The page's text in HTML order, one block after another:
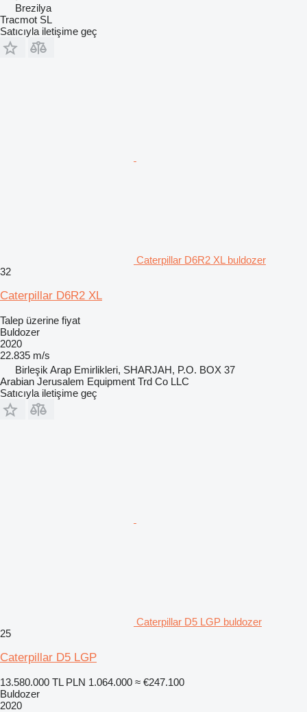
Brezilya
Tracmot SL
Satıcıyla iletişime geç
Caterpillar D6R2 XL buldozer
32
Caterpillar D6R2 XL
Talep üzerine fiyat
Buldozer
2020
22.835 m/s
Birleşik Arap Emirlikleri, SHARJAH, P.O. BOX 37
Arabian Jerusalem Equipment Trd Co LLC
Satıcıyla iletişime geç
Caterpillar D5 LGP buldozer
25
Caterpillar D5 LGP
13.580.000 TL PLN 1.064.000 ≈ €247.100
Buldozer
2020